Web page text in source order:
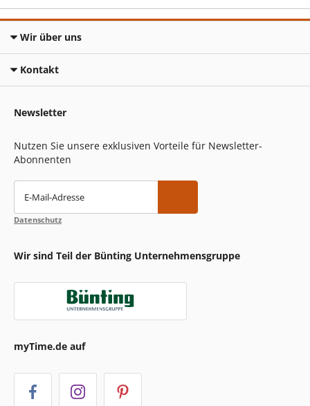
Wir über uns
Kontakt
Newsletter
Nutzen Sie unsere exklusiven Vorteile für Newsletter-
Abonnenten
E-Mail-Adresse
Datenschutz
Wir sind Teil der Bünting Unternehmensgruppe
myTime.de auf